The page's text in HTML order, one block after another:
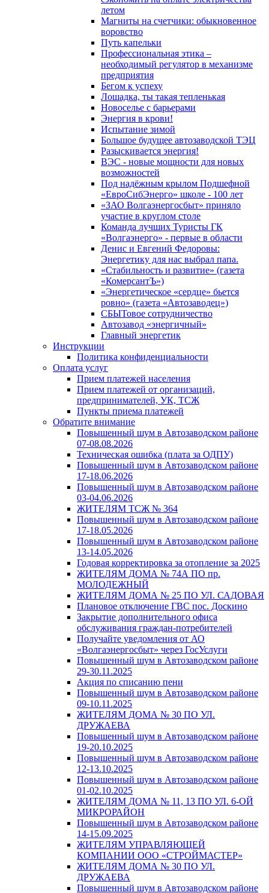
летом
Магниты на счетчики: обыкновенное
воровство
Путь капельки
Профессиональная этика –
необходимый регулятор в механизме
предприятия
Бегом к успеху
Лошадка, ты такая тепленькая
Новоселье с барьерами
Энергия в крови!
Испытание зимой
Большое будущее автозаводской ТЭЦ
Разыскивается энергия!
ВЭС - новые мощности для новых
возможностей
Под надёжным крылом Подшефной
«ЕвроСибЭнерго» школе - 100 лет
«ЗАО Волгаэнергосбыт» приняло
участие в круглом столе
Команда лучших Туристы ГК
«Волгаэнерго» - первые в области
Денис и Евгений Федоровы:
Энергетику для нас выбрал папа.
«Стабильность и развитие» (газета
«КомерсантЪ»)
«Энергетическое «сердце» бьется
ровно» (газета «Автозаводец»)
СБЫТовое сотрудничество
Автозавод «энергичный»
Главный энергетик
Инструкции
Политика конфиденциальности
Оплата услуг
Прием платежей населения
Прием платежей от организаций,
предпринимателей, УК, ТСЖ
Пункты приема платежей
Обратите внимание
Повышенный шум в Автозаводском районе
07-08.08.2026
Техническая ошибка (плата за ОДПУ)
Повышенный шум в Автозаводском районе
17-18.06.2026
Повышенный шум в Автозаводском районе
03-04.06.2026
ЖИТЕЛЯМ ТСЖ № 364
Повышенный шум в Автозаводском районе
17-18.05.2026
Повышенный шум в Автозаводском районе
13-14.05.2026
Годовая корректировка за отопление за 2025
ЖИТЕЛЯМ ДОМА № 74А ПО пр.
МОЛОДЕЖНЫЙ
ЖИТЕЛЯМ ДОМА № 25 ПО УЛ. САДОВАЯ
Плановое отключение ГВС пос. Доскино
Закрытие дополнительного офиса
обслуживания граждан-потребителей
Получайте уведомления от АО
«Волгаэнергосбыт» через ГосУслуги
Повышенный шум в Автозаводском районе
29-30.11.2025
Акция по списанию пени
Повышенный шум в Автозаводском районе
09-10.11.2025
ЖИТЕЛЯМ ДОМА № 30 ПО УЛ.
ДРУЖАЕВА
Повышенный шум в Автозаводском районе
19-20.10.2025
Повышенный шум в Автозаводском районе
12-13.10.2025
Повышенный шум в Автозаводском районе
01-02.10.2025
ЖИТЕЛЯМ ДОМА № 11, 13 ПО УЛ. 6-ОЙ
МИКРОРАЙОН
Повышенный шум в Автозаводском районе
14-15.09.2025
ЖИТЕЛЯМ УПРАВЛЯЮЩЕЙ
КОМПАНИИ ООО «СТРОЙМАСТЕР»
ЖИТЕЛЯМ ДОМА № 30 ПО УЛ.
ДРУЖАЕВА
Повышенный шум в Автозаводском районе